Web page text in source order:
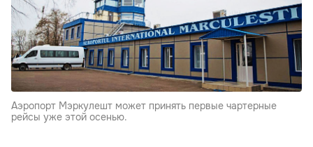
Аэропорт Мэркулешт может принять первые чартерные
рейсы уже этой осенью.